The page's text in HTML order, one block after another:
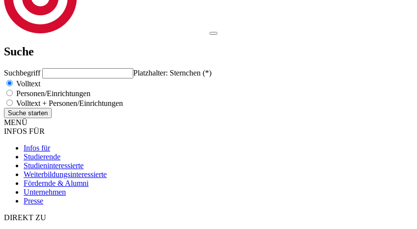
Suche
Suchbegriff
Platzhalter: Sternchen (*)
Volltext
Personen/Einrichtungen
Volltext + Personen/Einrichtungen
MENÜ
INFOS FÜR
Infos für
Studierende
Studieninteressierte
Weiterbildungsinteressierte
Fördernde & Alumni
Unternehmen
Presse
DIREKT ZU